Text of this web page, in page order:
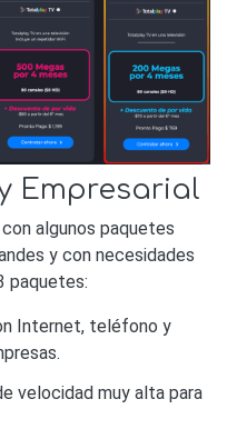
Empresarial
algunos paquetes
y con necesidades
paquetes:
Internet, teléfono y
velocidad muy alta para